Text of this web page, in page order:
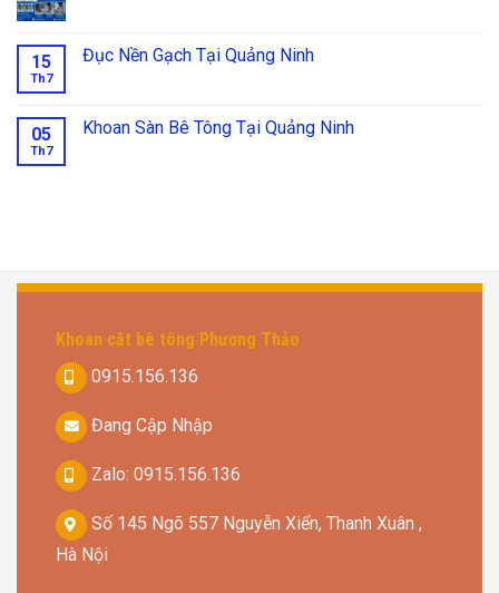
15
Th7
Đục Nền Gạch Tại Quảng Ninh
05
Th7
Khoan Sàn Bê Tông Tại Quảng Ninh
Khoan cắt bê tông Phương Thảo
0915.156.136
Đang Cập Nhập
Zalo: 0915.156.136
Số 145 Ngõ 557 Nguyễn Xiển, Thanh Xuân ,
Hà Nội